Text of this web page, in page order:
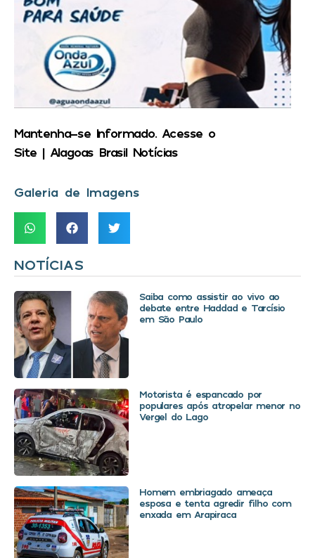
Mantenha-se Informado. Acesse o
Site | Alagoas Brasil Notícias
Galeria de Imagens
NOTÍCIAS
Saiba como assistir ao vivo ao
debate entre Haddad e Tarcísio
em São Paulo
Motorista é espancado por
populares após atropelar menor no
Vergel do Lago
Homem embriagado ameaça
esposa e tenta agredir filho com
enxada em Arapiraca